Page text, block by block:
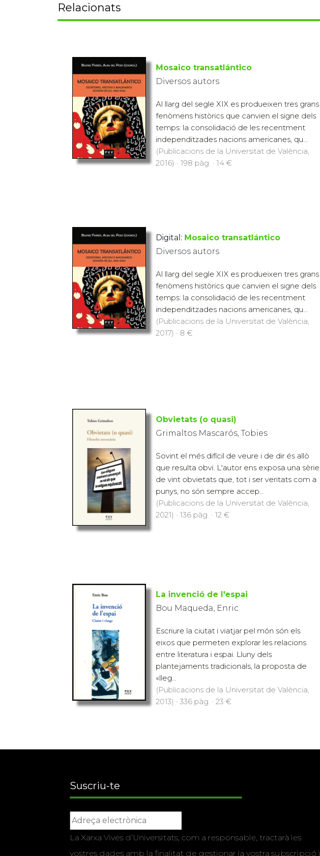
Relacionats
Mosaico transatlántico
Diversos autors
Al llarg del segle XIX es produeixen tres grans
fenòmens històrics que canvien el signe dels
temps: la consolidació de les recentment
independitzades nacions americanes, qu...
(Publicacions de la Universitat de València,
2016) · 198 pàg. · 14 €
Digital: Mosaico transatlántico
Diversos autors
Al llarg del segle XIX es produeixen tres grans
fenòmens històrics que canvien el signe dels
temps: la consolidació de les recentment
independitzades nacions americanes, qu...
(Publicacions de la Universitat de València,
2017) · 8 €
Obvietats (o quasi)
Grimaltos Mascarós, Tobies
Sovint el més difícil de veure i de dir és allò
que resulta obvi. L'autor ens exposa una sèrie
de vint obvietats que, tot i ser veritats com a
punys, no són sempre accep...
(Publicacions de la Universitat de València,
2021) · 136 pàg. · 12 €
La invenció de l'espai
Bou Maqueda, Enric
Escriure la ciutat i viatjar pel món són els
eixos que permeten explorar les relacions
entre literatura i espai. Lluny dels
plantejaments tradicionals, la proposta de
«lleg...
(Publicacions de la Universitat de València,
2013) · 336 pàg. · 23 €
Suscriu-te
La Xarxa Vives d’Universitats, com a responsable, tractarà les
vostres dades amb la finalitat de gestionar la vostra subscripció i